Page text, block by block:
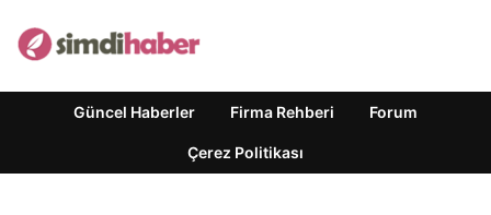
Güncel Haberler Firma Rehberi Forum
Çerez Politikası